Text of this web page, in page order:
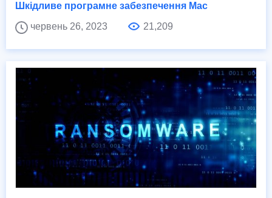
Шкідливе програмне забезпечення Mac
червень 26, 2023
21,209